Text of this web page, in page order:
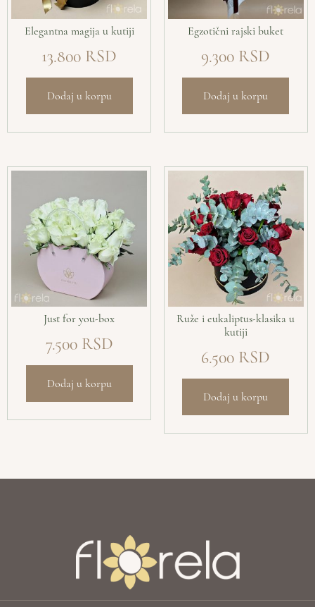
Elegantna magija u kutiji
13.800
Dodaj u korpu
Egzotični rajski buket
9.300
Dodaj u korpu
Just for you-box
7.500
Dodaj u korpu
Ruže i eukaliptus-klasika u
kutiji
6.500
Dodaj u korpu